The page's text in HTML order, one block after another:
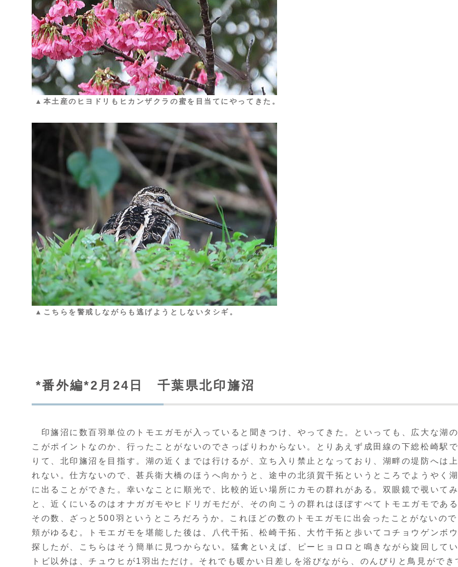
▲本土産のヒヨドリもヒカンザクラの蜜を目当てにやってきた。
▲こちらを警戒しながらも逃げようとしないタシギ。
*番外編*2月24日 千葉県北印旛沼
印旛沼に数百羽単位のトモエガモが入っていると聞きつけ、やってきた。といっても、広大な湖
こがポイントなのか、行ったことがないのでさっぱりわからない。とりあえず成田線の下総松崎駅
りて、北印旛沼を目指す。湖の近くまでは行けるが、立ち入り禁止となっており、湖畔の堤防へは
れない。仕方ないので、甚兵衛大橋のほうへ向かうと、途中の北須賀干拓というところでようやく
に出ることができた。幸いなことに順光で、比較的近い場所にカモの群れがある。双眼鏡で覗いてみ
と、近くにいるのはオナガガモやヒドリガモだが、その向こうの群れはほぼすべてトモエガモである
その数、ざっと500羽というところだろうか。これほどの数のトモエガモに出会ったことがないので
頬がゆるむ。トモエガモを堪能した後は、八代干拓、松崎干拓、大竹干拓と歩いてコチョウゲンボウ
探したが、こちらはそう簡単に見つからない。猛禽といえば、ピーヒョロロと鳴きながら旋回してい
トビ以外は、チュウヒが1羽出ただけ。それでも暖かい日差しを浴びながら、のんびりと鳥見ができ